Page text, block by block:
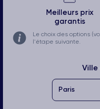
Meilleurs prix
garantis
Le choix des options
l'étape suivante.